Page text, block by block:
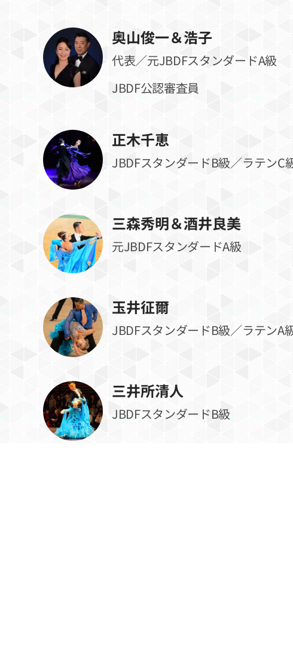
奥山俊一＆浩子
代表／元JBDFスタンダードA級
JBDF公認審査員
正木千恵
JBDFスタンダードB級／ラテンC
三森秀明＆酒井良美
元JBDFスタンダードA級
玉井征爾
JBDFスタンダードB級／ラテンA
三井所清人
JBDFスタンダードB級